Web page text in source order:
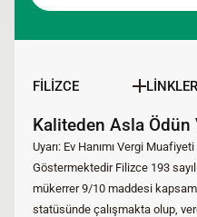
FİLİZCE LİNKLER
Kaliteden Asla Ödün
Uyarı: Ev Hanımı Vergi
Göstermektedir Filizce 193
mükerrer 9/10 maddesi
statüsünde çalışmakta olup,